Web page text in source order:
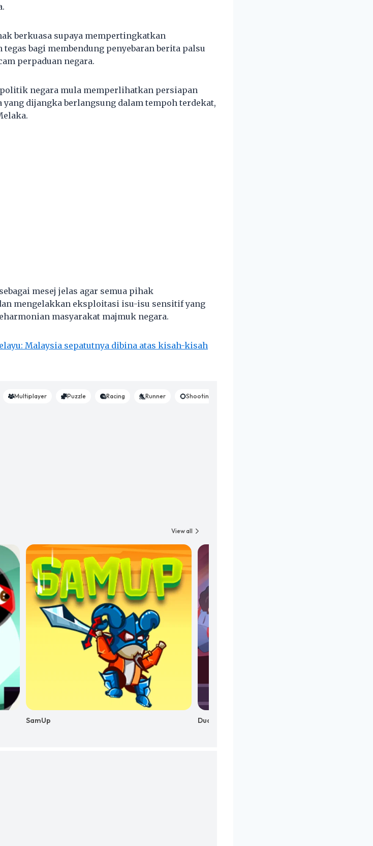
berkuasa supaya mempertingkatkan
bagi membendung penyebaran berita palsu
perpaduan negara.
negara mula memperlihatkan persiapan
dijangka berlangsung dalam tempoh terdekat,
mesej jelas agar semua pihak
mengelakkan eksploitasi isu-isu sensitif yang
masyarakat majmuk negara.
Malaysia sepatutnya dibina atas kisah-kisah